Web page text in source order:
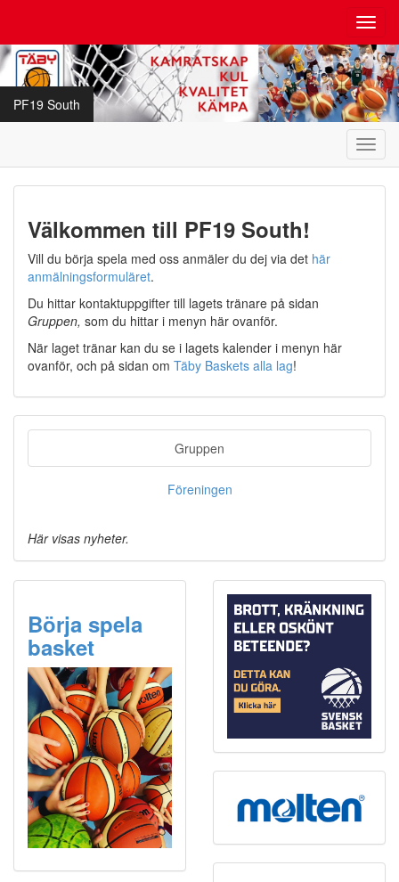
PF19 South
Välkommen till PF19 South!
Vill du börja spela med oss anmäler du dej via det här
anmälningsformuläret.
Du hittar kontaktuppgifter till lagets tränare på sidan
Gruppen, som du hittar i menyn här ovanför.
När laget tränar kan du se i lagets kalender i menyn här
ovanför, och på sidan om Täby Baskets alla lag!
Gruppen
Föreningen
Här visas nyheter.
Börja spela
basket